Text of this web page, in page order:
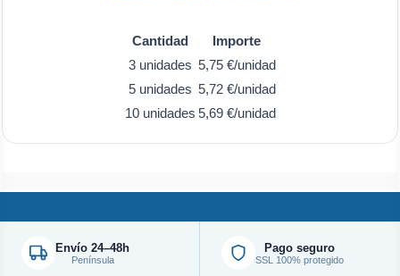
Cantidad
Importe
3 unidades 5,75 €/unidad
5 unidades 5,72 €/unidad
10 unidades 5,69 €/unidad
Envío 24–48h
Península
Pago seguro
SSL 100% protegido